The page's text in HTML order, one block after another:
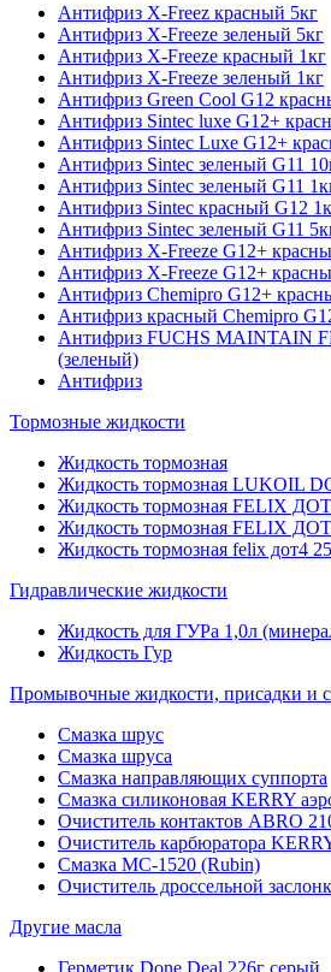
Антифриз X-Freez красный 5кг
Антифриз X-Freeze зеленый 5кг
Антифриз X-Freeze красный 1кг
Антифриз X-Freeze зеленый 1кг
Антифриз Green Cool G12
Антифриз Sintec luxe G12+
Антифриз Sintec Luxe G12+
Антифриз Sintec зеленый G11
Антифриз Sintec зеленый G11
Антифриз Sintec красный G12
Антифриз Sintec зеленый G11
Антифриз X-Freeze G12+
Антифриз X-Freeze G12+
Антифриз Chemipro G12+
Антифриз красный Chemipro
Антифриз FUCHS MAINTAIN
(зеленый)
Антифриз
Тормозные жидкости
Жидкость тормозная
Жидкость тормозная LUKOIL
Жидкость тормозная FELIX
Жидкость тормозная FELIX
Жидкость тормозная felix дот4
Гидравлические жидкости
Жидкость для ГУРа 1,0л
Жидкость Гур
Промывочные жидкости, присадки и
Смазка шрус
Смазка шруса
Смазка направляющих суппорта
Смазка силиконовая KERRY
Очиститель контактов ABRO
Очиститель карбюратора
Смазка МС-1520 (Rubin)
Очиститель дроссельной
Другие масла
Герметик Done Deal 226г серый